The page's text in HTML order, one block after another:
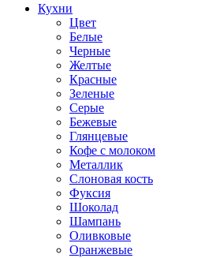
Кухни
Цвет
Белые
Черные
Желтые
Красные
Зеленые
Серые
Бежевые
Глянцевые
Кофе с молоком
Металлик
Слоновая кость
Фуксия
Шоколад
Шампань
Оливковые
Оранжевые